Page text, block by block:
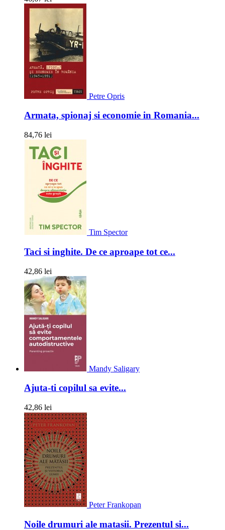
Petre Opris
Armata, spionaj si economie in Romania...
84,76 lei
Tim Spector
Taci si inghite. De ce aproape tot ce...
42,86 lei
Mandy Saligary
Ajuta-ti copilul sa evite...
42,86 lei
Peter Frankopan
Noile drumuri ale matasii. Prezentul si...